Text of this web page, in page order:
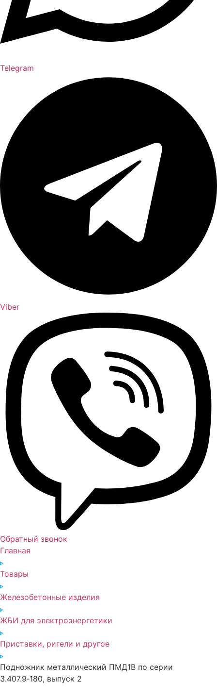
Telegram
Viber
Обратный звонок
Главная
Товары
Железобетонные изделия
ЖБИ для электроэнергетики
Приставки, ригели и другое
Подножник металлический ПМД1В по серии
3.407.9‑180, выпуск 2